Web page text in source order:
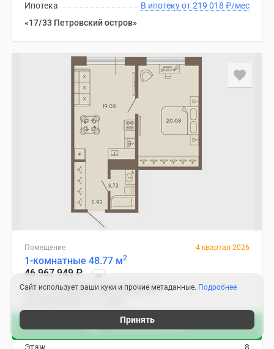
Узнать об акциях
В ипотеку от 219 018 ₽/мес
Ипотека
«17/33 Петровский остров»
Помещение 4 квартал 2026
1-комнатные 48.77 м2
46 967 949 ₽
Санкт-Петербург, Петроградский
ЛАЙФ
Корпус
Сайт использует ваши куки и прочие метаданные. Подробнее
Принять